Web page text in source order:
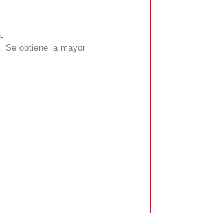
Se obtiene la mayor